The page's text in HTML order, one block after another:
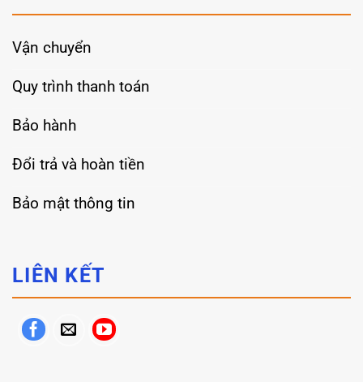
Vận chuyển
Quy trình thanh toán
Bảo hành
Đổi trả và hoàn tiền
Bảo mật thông tin
LIÊN KẾT